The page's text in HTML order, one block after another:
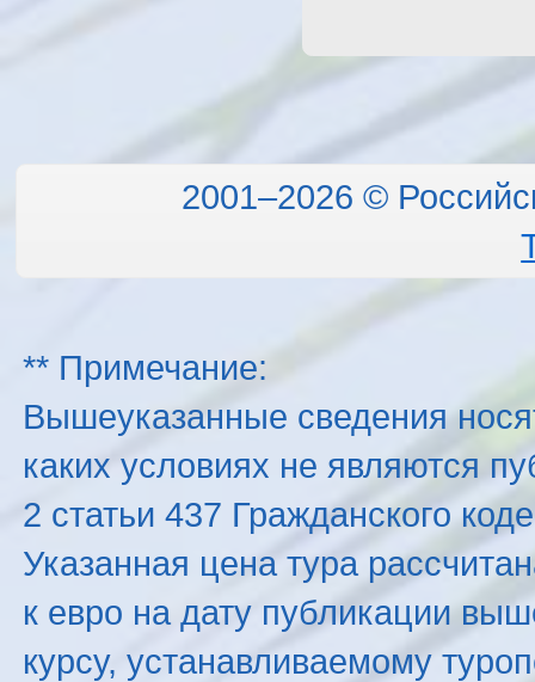
2001–2026 ©
** Примечание:
Вышеуказанные сведения
каких условиях не являются
2 статьи 437 Гражданского
Указанная цена тура
к евро на дату публикации
курсу, устанавливаемому